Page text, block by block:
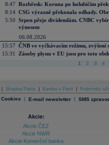
8:47 Rozbřesk: Koruna po holubičím
8:14 CSG výrazně překonala odhady.
5:50 Srpen přeje dividendám. CNBC
výnosem
06.08.2026
15:57 ČNB ve vyčkávacím režimu, zvýšení
15:31
Zásoby plynu v EU jsou pro toto
1 2 3 4
Skupina Patria Kariéra v Patrii Podmínky
Cookies | E-mail newsletter | SMS
Akcie:
Akcie ČEZ
Akcie NWR
Akcie Komerční banka